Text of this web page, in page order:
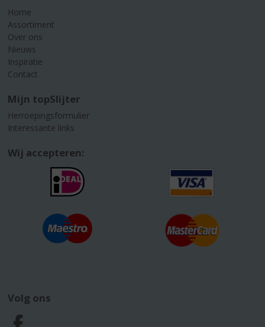
Home
Assortiment
Over ons
Nieuws
Inspiratie
Contact
Mijn topSlijter
Herroepingsformulier
Interessante links
Wij accepteren:
Volg ons